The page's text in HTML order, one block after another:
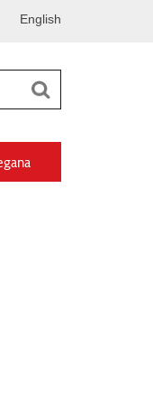
English